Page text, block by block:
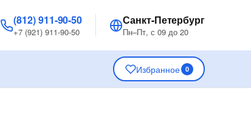
(812) 911-90-50
+7 (921) 911-90-50
Санкт-Петербург
Пн–Пт, с 09 до 20
Избранное 0